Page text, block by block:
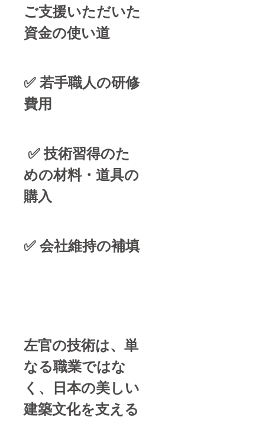
ご支援いただいた
資金の使い道
✅ 若手職人の研修
費用
✅ 技術習得のた
めの材料・道具の
購入
✅ 会社維持の補填
左官の技術は、単
なる職業ではな
く、日本の美しい
建築文化を支える